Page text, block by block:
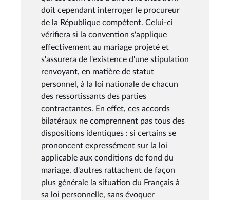
doit cependant interroger le procureur
de la République compétent. Celui-ci
vérifiera si la convention s'applique
effectivement au mariage projeté et
s'assurera de l'existence d'une stipulation
renvoyant, en matière de statut
personnel, à la loi nationale de chacun
des ressortissants des parties
contractantes. En effet, ces accords
bilatéraux ne comprennent pas tous des
dispositions identiques : si certains se
prononcent expressément sur la loi
applicable aux conditions de fond du
mariage, d'autres rattachent de façon
plus générale la situation du Français à
sa loi personnelle, sans évoquer